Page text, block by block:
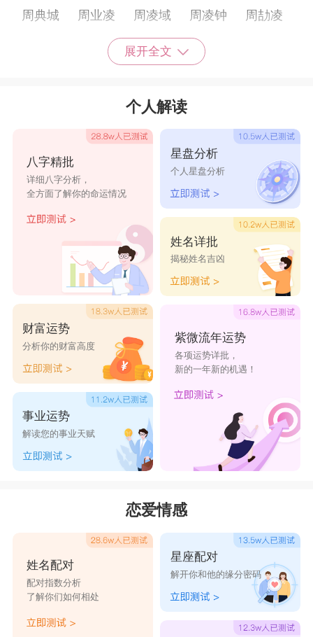
周典城 周业凌 周凌域 周凌钟 周劼凌
周亿泽 周政瑀 周政含
展开全文
个人解读
八字精批
详细八字分析，
全方面了解你的命运情况
财富运势
分析你的财富高度
事业运势
解读您的事业天赋
星盘分析
个人星盘分析
姓名详批
揭秘姓名吉凶
紫微流年运势
各项运势详批，
新的一年新的机遇！
恋爱情感
姓名配对
配对指数分析
了解你们如何相处
星座配对
解开你和他的缘分密码